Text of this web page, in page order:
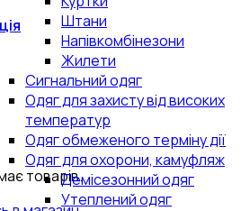
товарів.
Штани
Напівкомбінезони
Жилети
Сигнальний одяг
Одяг для захисту від високих
температур
Одяг обмеженого терміну дії
Одяг для охорони, камуфляж
Демісезонний одяг
Утеплений одяг